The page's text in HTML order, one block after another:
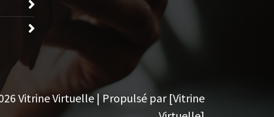
Vitrine Virtuelle | Propulsé par [Vitrine